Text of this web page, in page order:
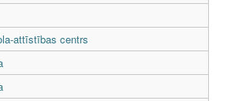
attīstības centrs